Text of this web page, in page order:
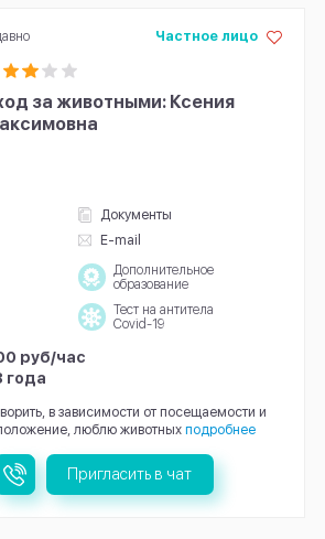
за животными: Ксения
Документы
E-mail
Частное лицо
Дополнительное
образование
Тест на антитела
Covid-19
руб/час
года
в зависимости от посещаемости и
люблю животных подробнее
Пригласить в чат